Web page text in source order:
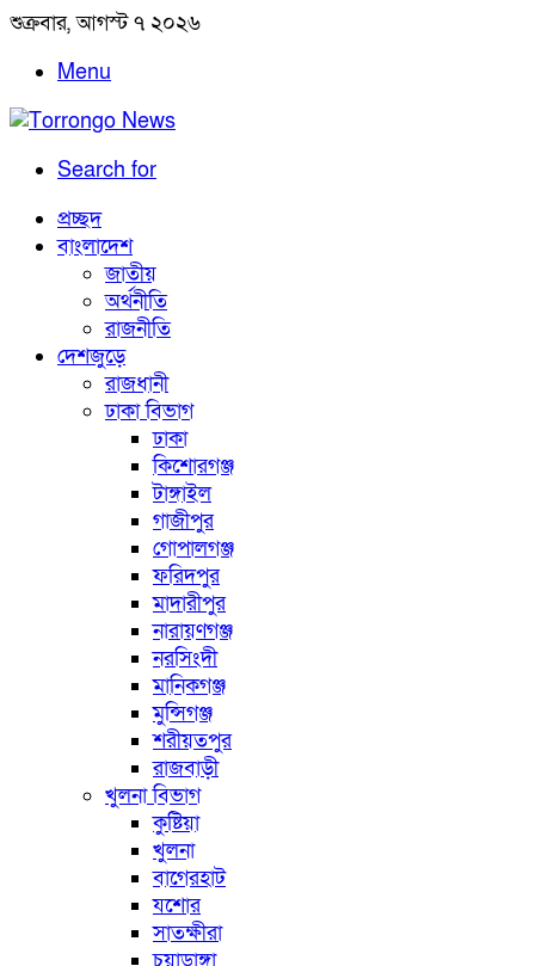
শুক্রবার, আগস্ট ৭ ২০২৬
Menu
Search for
প্রচ্ছদ
বাংলাদেশ
জাতীয়
অর্থনীতি
রাজনীতি
দেশজুড়ে
রাজধানী
ঢাকা বিভাগ
ঢাকা
কিশোরগঞ্জ
টাঙ্গাইল
গাজীপুর
গোপালগঞ্জ
ফরিদপুর
মাদারীপুর
নারায়ণগঞ্জ
নরসিংদী
মানিকগঞ্জ
মুন্সিগঞ্জ
শরীয়তপুর
রাজবাড়ী
খুলনা বিভাগ
কুষ্টিয়া
খুলনা
বাগেরহাট
যশোর
সাতক্ষীরা